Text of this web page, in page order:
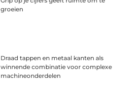
groeien
Draad tappen en metaal kanten als
winnende combinatie voor complexe
machineonderdelen